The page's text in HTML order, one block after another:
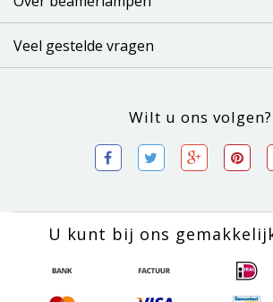
Veel gestelde vragen
Wilt u ons volgen?
U kunt bij ons